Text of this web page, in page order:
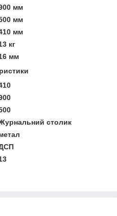
мм
мм
мм
кг
мм
столик